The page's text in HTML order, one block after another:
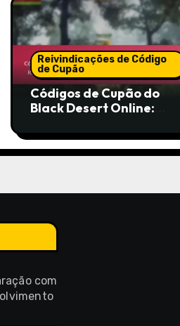
Reivindicações de Código
de Cupão
Códigos de Cupão do
Black Desert Online:
Recursos da
comunidade, Códigos
com